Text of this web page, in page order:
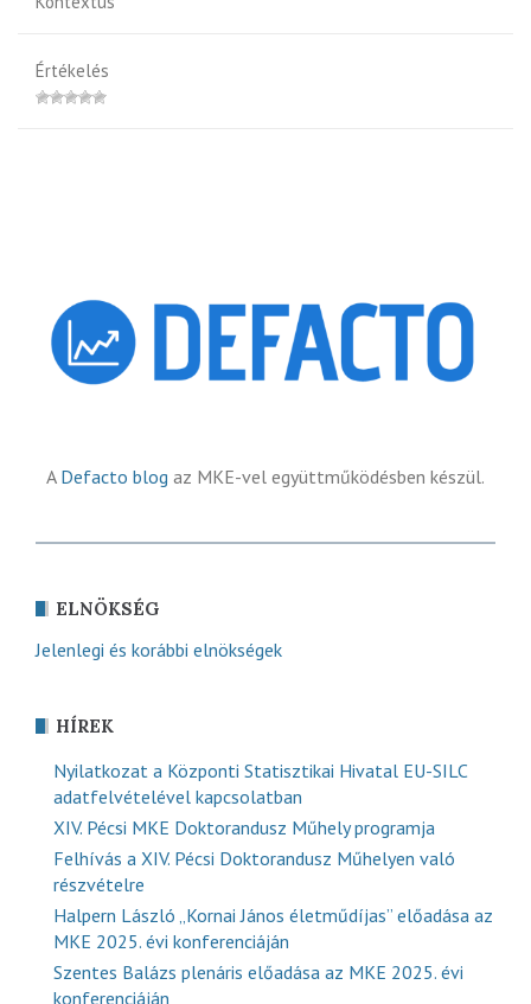
Értékelés
A Defacto blog az MKE-vel együttműködésben készül.
ELNÖKSÉG
Jelenlegi és korábbi elnökségek
HÍREK
Nyilatkozat a Központi Statisztikai Hivatal EU-SILC
adatfelvételével kapcsolatban
XIV. Pécsi MKE Doktorandusz Műhely programja
Felhívás a XIV. Pécsi Doktorandusz Műhelyen való
részvételre
Halpern László „Kornai János életműdíjas” előadása az
MKE 2025. évi konferenciáján
Szentes Balázs plenáris előadása az MKE 2025. évi
konferenciáján